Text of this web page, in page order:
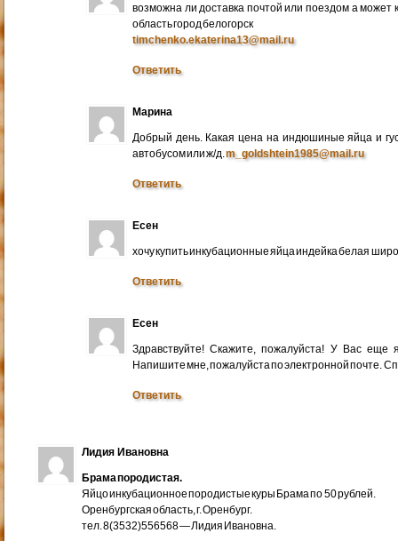
возможна ли доставка почтой или поездом а
область город белогорск
timchenko.ekaterina13@mail.ru
Ответить
Марина
Добрый день. Какая цена на индюшиные яйца и
автобусом или ж/д.m_goldshtein1985@mail.ru
Ответить
Есен
хочу купить инкубационные яйца индейка белая
Ответить
Есен
Здравствуйте! Скажите, пожалуйста! У Вас еще
Напишите мне, пожалуйста по электронной почте.
Ответить
Лидия Ивановна
Брама породистая.
Яйцо инкубационное породистые куры Брама по 50 рублей.
Оренбургская область, г. Оренбург.
тел. 8(3532)556568 — Лидия Ивановна.